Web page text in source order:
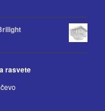
rasvete